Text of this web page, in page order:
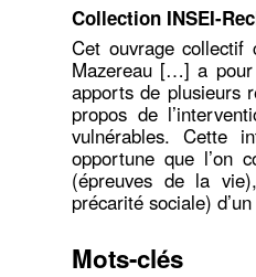
Collection INSEI-
Cet ouvrage collectif
Mazereau […] a pour
apports de plusieurs
propos de
vulnérables. Cette
opportune que l’on
(épreuves de la
précarité sociale)
Mots-clés